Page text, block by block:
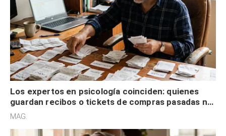
Los expertos en psicología coinciden: quienes
guardan recibos o tickets de compras pasadas no
son acumuladores, sino que tienen necesidad de
MAG.